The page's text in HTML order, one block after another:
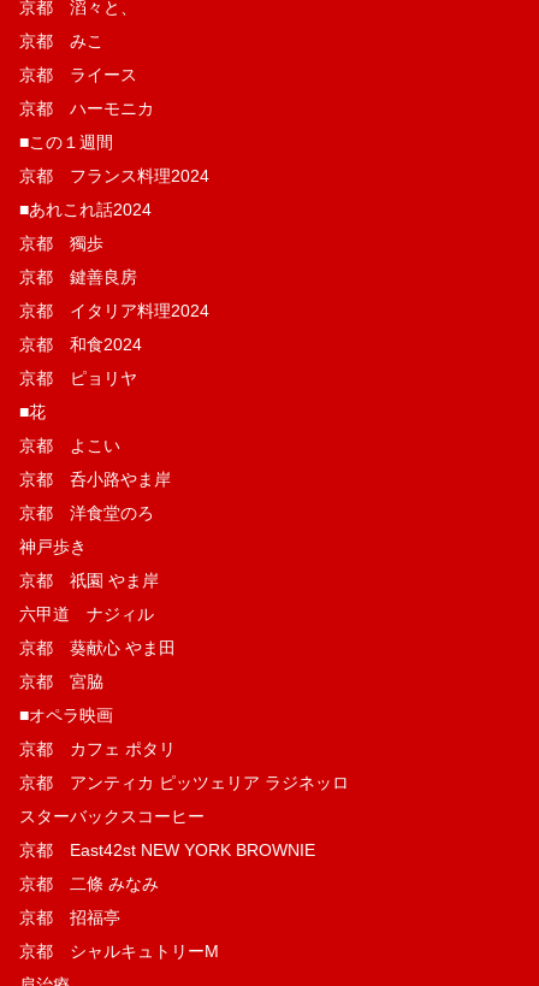
京都 滔々と、
京都 みこ
京都 ライース
京都 ハーモニカ
■この１週間
京都 フランス料理2024
■あれこれ話2024
京都 獨歩
京都 鍵善良房
京都 イタリア料理2024
京都 和食2024
京都 ピョリヤ
■花
京都 よこい
京都 呑小路やま岸
京都 洋食堂のろ
神戸歩き
京都 祇園 やま岸
六甲道 ナジィル
京都 葵献心 やま田
京都 宮脇
■オペラ映画
京都 カフェ ポタリ
京都 アンティカ ピッツェリア ラジネッロ
スターバックスコーヒー
京都 East42st NEW YORK BROWNIE
京都 二條 みなみ
京都 招福亭
京都 シャルキュトリーM